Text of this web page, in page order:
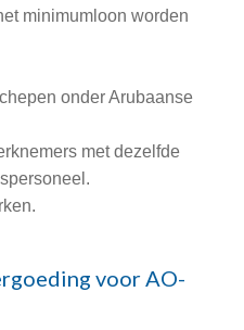
minimumloon worden
onder Arubaanse
met dezelfde
voor AO-